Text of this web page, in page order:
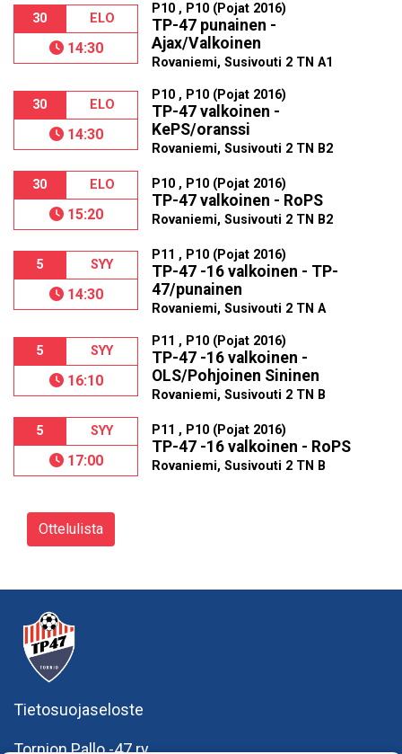
30 ELO
14:30
P10 , P10 (Pojat 2016)
TP-47 punainen -
Ajax/Valkoinen
Rovaniemi, Susivouti 2 TN A1
30 ELO
14:30
P10 , P10 (Pojat 2016)
TP-47 valkoinen -
KePS/oranssi
Rovaniemi, Susivouti 2 TN B2
30 ELO
15:20
P10 , P10 (Pojat 2016)
TP-47 valkoinen - RoPS
Rovaniemi, Susivouti 2 TN B2
5 SYY
14:30
P11 , P10 (Pojat 2016)
TP-47 -16 valkoinen - TP-
47/punainen
Rovaniemi, Susivouti 2 TN A
5 SYY
16:10
P11 , P10 (Pojat 2016)
TP-47 -16 valkoinen -
OLS/Pohjoinen Sininen
Rovaniemi, Susivouti 2 TN B
5 SYY
17:00
P11 , P10 (Pojat 2016)
TP-47 -16 valkoinen - RoPS
Rovaniemi, Susivouti 2 TN B
Ottelulista
Tietosuojaseloste
Tornion Pallo -47 ry